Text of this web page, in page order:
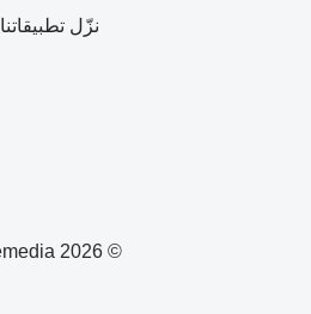
© 2026 Linemedia
نزّل تطبيقاتنا